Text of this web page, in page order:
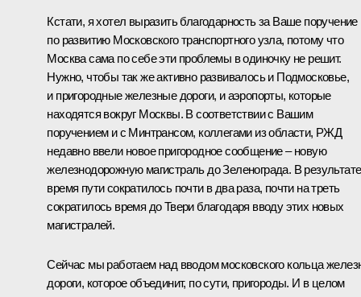
Кстати, я хотел выразить благодарность за Ваше поручение
по развитию Московского транспортного узла, потому что
Москва сама по себе эти проблемы в одиночку не решит.
Нужно, чтобы так же активно развивалось и Подмосковье,
и пригородные железные дороги, и аэропорты, которые
находятся вокруг Москвы. В соответствии с Вашим
поручением и с Минтрансом, коллегами из области, РЖД
недавно ввели новое пригородное сообщение – новую
железнодорожную магистраль до Зеленограда. В результате
время пути сократилось почти в два раза, почти на треть
сократилось время до Твери благодаря вводу этих новых
магистралей.
Сейчас мы работаем над вводом московского кольца
дороги, которое объединит, по сути, пригороды. И в целом